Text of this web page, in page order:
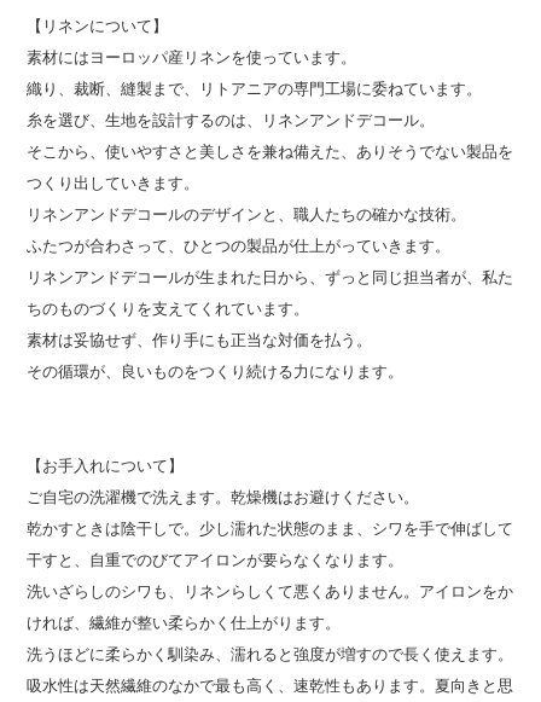
【リネンについて】
素材にはヨーロッパ産リネンを使っています。
織り、裁断、縫製まで、リトアニアの専門工場に委ねています。
糸を選び、生地を設計するのは、リネンアンドデコール。
そこから、使いやすさと美しさを兼ね備えた、ありそうでない製品を
つくり出していきます。
リネンアンドデコールのデザインと、職人たちの確かな技術。
ふたつが合わさって、ひとつの製品が仕上がっていきます。
リネンアンドデコールが生まれた日から、ずっと同じ担当者が、私た
ちのものづくりを支えてくれています。
素材は妥協せず、作り手にも正当な対価を払う。
その循環が、良いものをつくり続ける力になります。
【お手入れについて】
ご自宅の洗濯機で洗えます。乾燥機はお避けください。
乾かすときは陰干しで。少し濡れた状態のまま、シワを手で伸ばして
干すと、自重でのびてアイロンが要らなくなります。
洗いざらしのシワも、リネンらしくて悪くありません。アイロンをか
ければ、繊維が整い柔らかく仕上がります。
洗うほどに柔らかく馴染み、濡れると強度が増すので長く使えます。
吸水性は天然繊維のなかで最も高く、速乾性もあります。夏向きと思